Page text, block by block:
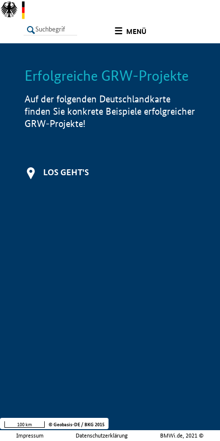
MENÜ
LISTE Info
Erfolgreiche GRW-Projekte
Auf der folgenden Deutschlandkarte
finden Sie konkrete Beispiele erfolgreicher
GRW-Projekte!
LOS GEHT'S
Impressum Datenschutzerklärung BMWi.de, 2021 ©
100 km © Geobasis-DE / BKG 2015